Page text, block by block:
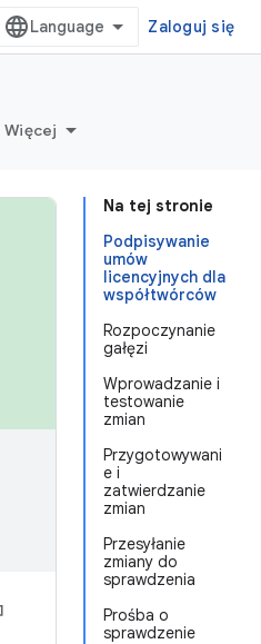
Zaloguj się
Więcej
Na tej stronie
Podpisywanie
umów
licencyjnych dla
współtwórców
Rozpoczynanie
gałęzi
Wprowadzanie i
testowanie
zmian
Przygotowywani
e i
zatwierdzanie
zmian
Przesyłanie
zmiany do
sprawdzenia
Prośba o
sprawdzenie